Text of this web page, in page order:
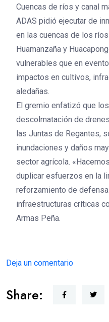
Cuencas de ríos y canal
ADAS pidió ejecutar de
en las cuencas de los ríos
Huamanzaña y
vulnerables que en
impactos en cultivos,
aledañas.
El gremio enfatizó que
descolmatación de
las Juntas de Regantes,
inundaciones y daños
sector agrícola.
duplicar esfuerzos en la
reforzamiento de
infraestructuras críticas
Armas Peña.
Deja un comentario
Share: